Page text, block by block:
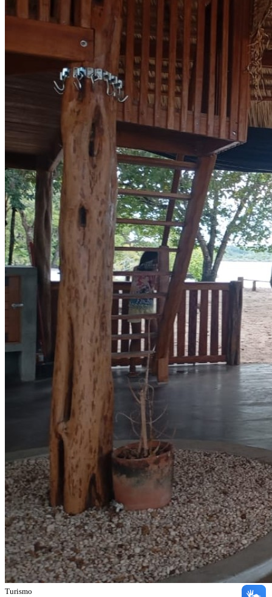
Formatur Santarém leva capacitação em turismo e
gastronomia à comunidade de Cachoeira do Aruã
Turismo